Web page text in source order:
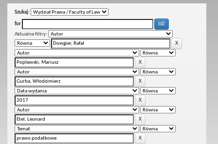
Szukaj:
for
Aktualne filtry: